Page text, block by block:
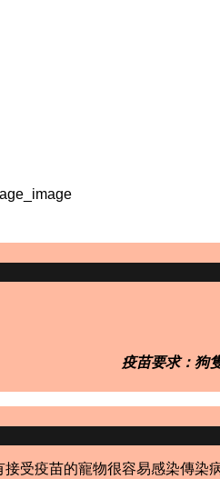
苗卡 疫苗要求：狗
受疫苗的寵物很容易感染傳染病